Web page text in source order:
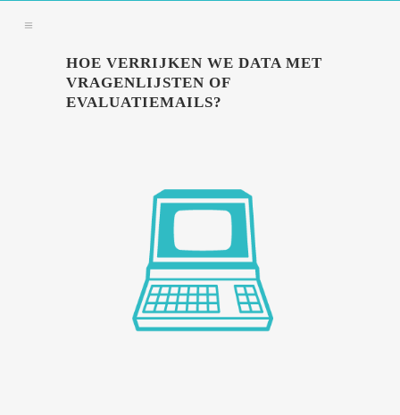
HOE VERRIJKEN WE DATA MET
VRAGENLIJSTEN OF
EVALUATIEMAILS?